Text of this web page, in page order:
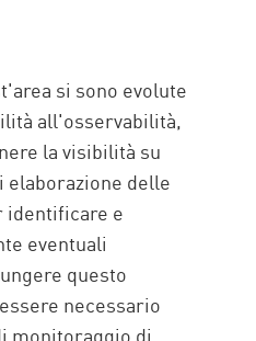
si sono evolute
all'osservabilità,
la visibilità su
delle
identificare e
eventuali
questo
necessario
monitoraggio di